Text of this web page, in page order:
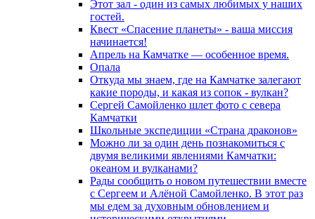
Этот зал - один из самых любимых у наших
гостей.
Квест «Спасение планеты» - ваша миссия
начинается!
Апрель на Камчатке — особенное время.
Опала
Откуда мы знаем, где на Камчатке залегают
какие породы, и какая из сопок - вулкан?
Сергей Самойленко шлет фото с севера
Камчатки
Школьные экспедиции «Страна драконов»
Можно ли за один день познакомиться с
двумя великими явлениями Камчатки:
океаном и вулканами?
Рады сообщить о новом путешествии вместе
с Сергеем и Алёной Самойленко. В этот раз
мы едем за духовным обновлением и